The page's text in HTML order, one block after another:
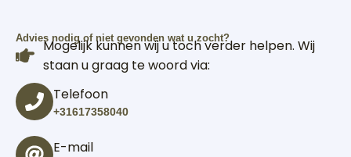
Advies nodig of niet gevonden wat u zocht?
Mogelijk kunnen wij u toch verder helpen. Wij
staan u graag te woord via:
Telefoon
+31617358040
E-mail